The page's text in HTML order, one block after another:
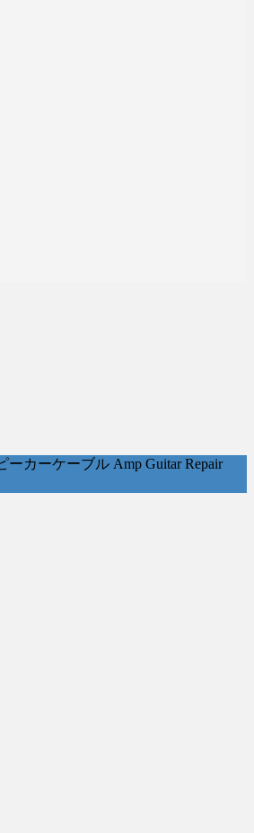
カーケーブル Amp Guitar Repair